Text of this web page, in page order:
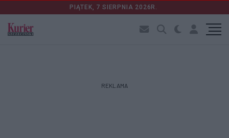
PIĄTEK, 7 SIERPNIA 2026R.
REKLAMA